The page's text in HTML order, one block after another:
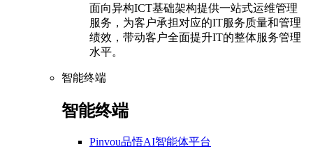
面向异构ICT基础架构提供一站式运维管理
服务，为客户承担对应的IT服务质量和管理
绩效，带动客户全面提升IT的整体服务管理
水平。
智能终端
智能终端
Pinvou品悟AI智能体平台